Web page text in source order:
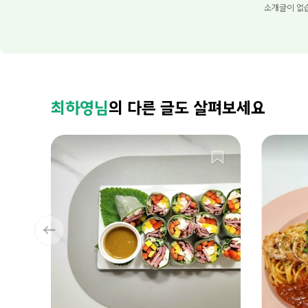
소개글이 없
최하영님의 다른 글도 살펴보세요